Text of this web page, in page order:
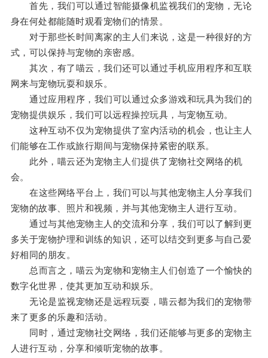
首先，我们可以通过智能摄像机监视我们的宠物，无论
身在何处都能随时观看宠物们的情景。
对于那些长时间离家的主人们来说，这是一种很好的方
式，可以保持与宠物的亲密感。
其次，有了喵云，我们还可以通过手机应用程序和互联
网来与宠物玩耍和娱乐。
通过应用程序，我们可以通过众多游戏和玩具为我们的
宠物提供娱乐，我们可以远程操控玩具，与宠物互动。
这种互动不仅为宠物提供了室内活动的机会，也让主人
们能够在工作或旅行期间与宠物保持紧密的联系。
此外，喵云还为宠物主人们提供了宠物社交网络的机
会。
在这些网络平台上，我们可以与其他宠物主人分享我们
宠物的故事、照片和视频，并与其他宠物主人进行互动。
通过与其他宠物主人的交流和分享，我们可以了解到更
多关于宠物护理和训练的知识，还可以结交到更多与自己爱
好相同的朋友。
总而言之，喵云为宠物和宠物主人们创造了一个愉快的
数字化世界，使其更加互动和娱乐。
无论是监视宠物还是远程玩耍，喵云都为我们的宠物带
来了更多的乐趣和活动。
同时，通过宠物社交网络，我们还能够与更多的宠物主
人进行互动，分享和倾听宠物的故事。